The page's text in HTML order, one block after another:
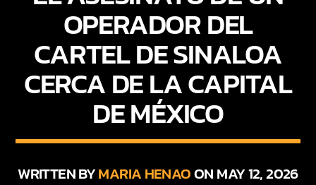
CURRENT TRACK
OPERADOR DEL
CARTEL DE SINALOA
CERCA DE LA CAPITAL
DE MÉXICO
WRITTEN BYMARIA HENAOON MAY 12, 2026